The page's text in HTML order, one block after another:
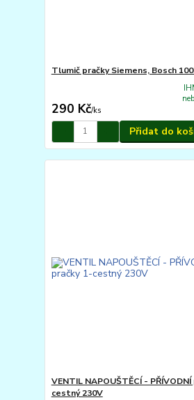
Tlumič pračky Siemens, Bosch
290 Kč/ks
Přidat do
VENTIL NAPOUŠTĚCÍ -
cestný 230V